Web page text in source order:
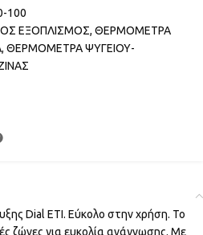
100
ΕΞΟΠΛΙΣΜΟΣ, ΘΕΡΜΟΜΕΤΡΑ
, ΘΕΡΜΟΜΕΤΡΑ ΨΥΓΕΙΟΥ-
Dial ETI. Εύκολο στην χρήση. Το
ζώνες για ευκολία ανάγνωσης. Με